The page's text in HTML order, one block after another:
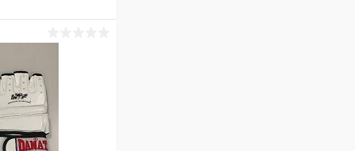
Сравнение
В наличии